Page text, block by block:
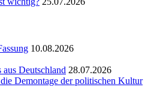
10.08.2026
Deutschland 28.07.2026
Demontage der politischen Kultur